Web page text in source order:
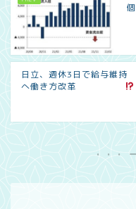
日立、週休3日で給与維持
へ働き方改革